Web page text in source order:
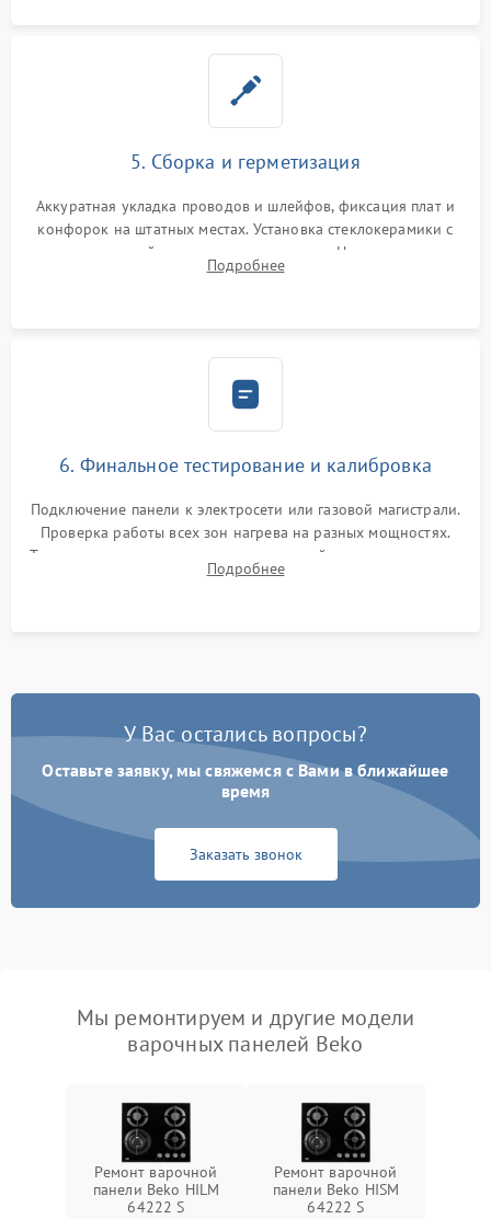
5. Сборка и герметизация
Аккуратная укладка проводов и шлейфов, фиксация плат и
конфорок на штатных местах. Установка стеклокерамики с
проверкой равномерности зазоров. Нанесение
термостойкого герметика или укладка уплотнительной
Подробнее
6. Финальное тестирование и калибровка
Подключение панели к электросети или газовой магистрали.
Проверка работы всех зон нагрева на разных мощностях.
Тестирование сенсорного управления, таймера, индикаторов
остаточного тепла и систем защиты от перегрева.
Подробнее
У Вас остались вопросы?
Оставьте заявку, мы свяжемся с Вами в ближайшее
время
Заказать звонок
Мы ремонтируем и другие модели
варочных панелей Beko
Ремонт варочной
панели Beko HILM
64222 S
Ремонт варочной
панели Beko HISM
64222 S